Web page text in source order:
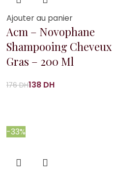
Ajouter au panier
Acm – Novophane
Shampooing Cheveux
Gras – 200 Ml
176DH138 DH
-33%